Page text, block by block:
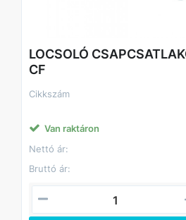
LOCSOLÓ
CF
Cikkszám
Van raktáron
Nettó ár:
Bruttó ár: